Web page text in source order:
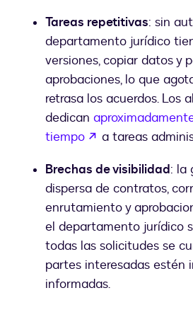
Tareas repetitivas: sin
departamento jurídico
versiones, copiar datos y
aprobaciones, lo que
retrasa los acuerdos. Los
dedican
tiempo
abre em uma
a tareas
Brechas de visibilidad: la
dispersa de contratos,
enrutamiento y
el departamento jurídico
todas las solicitudes se
partes interesadas estén
informadas.